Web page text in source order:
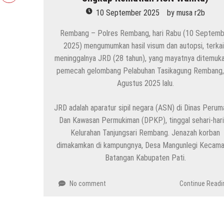
10 September 2025 by musa r2b
Rembang – Polres Rembang, hari Rabu (10
2025) mengumumkan hasil visum dan autopsi,
meninggalnya JRD (28 tahun), yang mayatnya
pemecah gelombang Pelabuhan Tasikagung
Agustus 2025 lalu.
JRD adalah aparatur sipil negara (ASN) di Dinas
Dan Kawasan Permukiman (DPKP), tinggal sehari-
Kelurahan Tanjungsari Rembang. Jenazah korban
dimakamkan di kampungnya, Desa Mangunlegi
Batangan Kabupaten Pati.
No comment Continue